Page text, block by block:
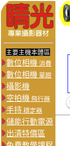
主要主機本體區
數位相機 消費
數位相機 單眼
攝影機
空拍機 飛行器
手持 穩定器
儲能行動電源
出清特價區